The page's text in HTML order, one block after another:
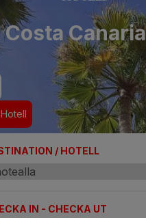
/ HOTELL
IN - CHECKA UT